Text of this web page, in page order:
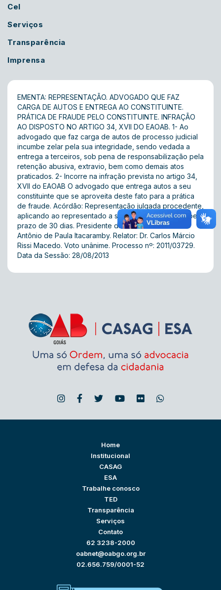
Cel
Serviços
Transparência
Imprensa
EMENTA: REPRESENTAÇÃO. ADVOGADO QUE FAZ
CARGA DE AUTOS E ENTREGA AO CONSTITUINTE.
PRÁTICA DE FRAUDE PELO CONSTITUINTE. INFRAÇÃO
AO DISPOSTO NO ARTIGO 34, XVII DO EAOAB. 1- Ao
advogado que faz carga de autos de processo judicial
incumbe zelar pela sua integridade, sendo vedada a
entrega a terceiros, sob pena de responsabilização pela
retenção abusiva, extravio, bem como demais atos
praticados. 2- Incorre na infração prevista no artigo 34,
XVII do EAOAB O advogado que entrega autos a seu
constituinte que se aproveita deste fato para a prática
de fraude. Acórdão: Representação julgada procedente,
aplicando ao representado a sanção de suspensão pelo
prazo de 30 dias. Presidente da 5ª Turma: Dr. José
Antônio de Paula Itacaramby. Relator: Dr. Carlos Márcio
Rissi Macedo. Voto unânime. Processo nº: 2011/03729.
Data da Sessão: 28/08/2013
Home
Institucional
CASAG
ESA
Trabalhe conosco
TED
Transparência
Serviços
Contato
62 3238-2000
oabnet@oabgo.org.br
02.656.759/0001-52